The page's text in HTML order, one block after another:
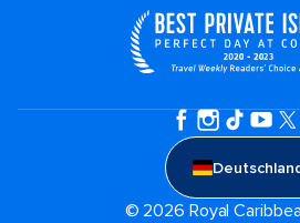
© 2026 Royal